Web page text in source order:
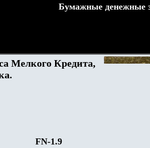
Бумажные денежные
Мелкого Кредита,
FN-1.9